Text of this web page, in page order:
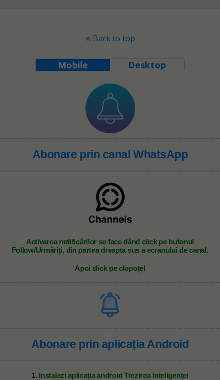
Back to top
Mobile Desktop
Abonare prin canal WhatsApp
Activarea notificărilor se face dând click pe butonul
Follow/Urmăriți, din partea dreapta sus a ecranului de canal.
Apoi click pe clopoțel
Abonare prin aplicația Android
1. Instalezi aplicația android Trezirea Inteligenței